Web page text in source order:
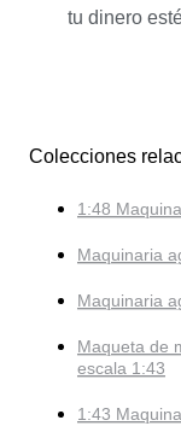
tu dinero
Colecciones
1:48
Maquinaria
Maquinaria
Maqueta de
escala 1:43
1:43